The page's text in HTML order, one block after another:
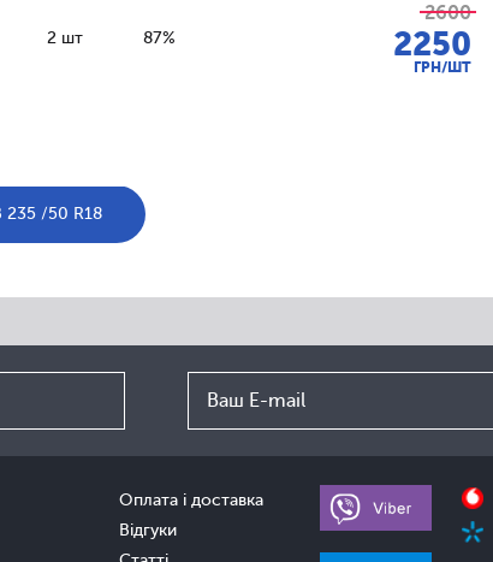
2 шт 87%
2600
2250
ГРН/ШТ
/50 R18
Оплата і доставка
Відгуки